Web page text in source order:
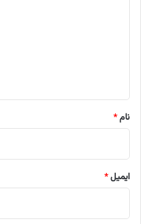
نام*
ایمیل*